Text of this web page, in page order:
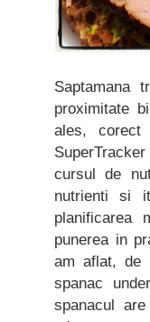
Saptamana
proximitate
ales, corect
cursul de
nutrienti si
planificarea
punerea in
am aflat, de
spanac
spanacul